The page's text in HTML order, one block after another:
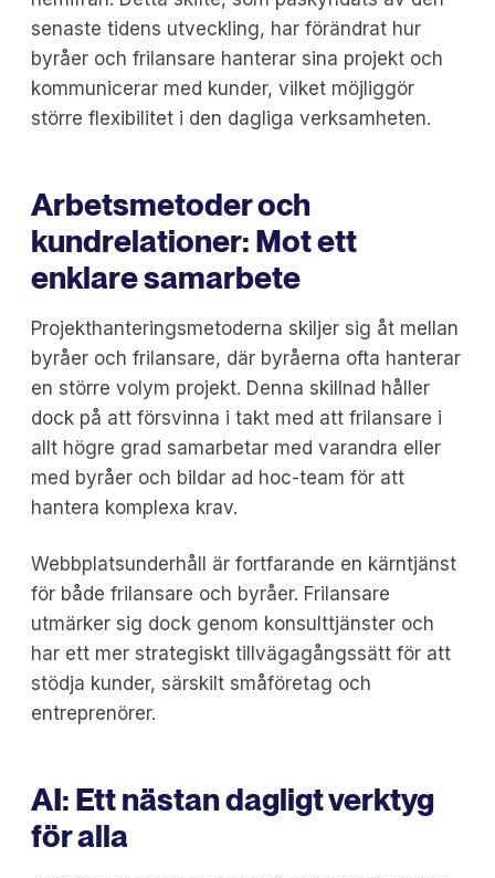
senaste tidens utveckling, har förändrat hur
byråer och frilansare hanterar sina projekt och
kommunicerar med kunder, vilket möjliggör
större flexibilitet i den dagliga verksamheten.
Arbetsmetoder och
kundrelationer: Mot ett
enklare samarbete
Projekthanteringsmetoderna skiljer sig åt mellan
byråer och frilansare, där byråerna ofta hanterar
en större volym projekt. Denna skillnad håller
dock på att försvinna i takt med att frilansare i
allt högre grad samarbetar med varandra eller
med byråer och bildar ad hoc-team för att
hantera komplexa krav.
Webbplatsunderhåll är fortfarande en kärntjänst
för både frilansare och byråer. Frilansare
utmärker sig dock genom konsulttjänster och
har ett mer strategiskt tillvägagångssätt för att
stödja kunder, särskilt småföretag och
entreprenörer.
AI: Ett nästan dagligt verktyg
för alla